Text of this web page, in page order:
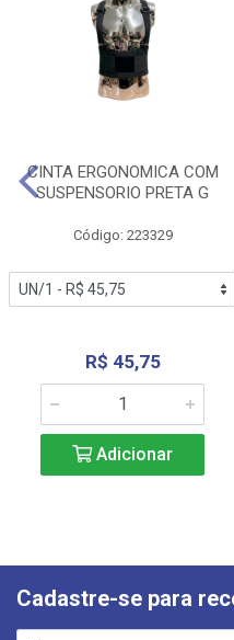
CINTA ERGONOMICA COM
SUSPENSORIO PRETA G
Código: 223329
R$ 45,75
Adicionar
Cadastre-se para